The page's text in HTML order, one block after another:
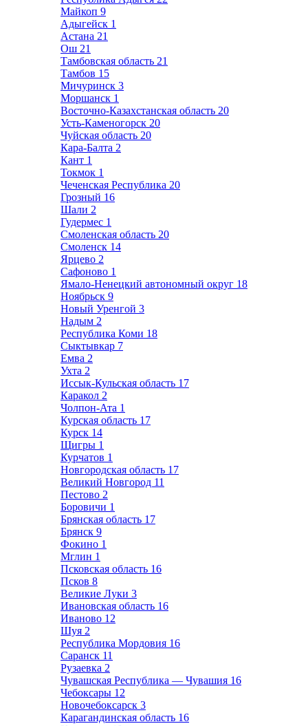
Майкоп 9
Адыгейск 1
Астана 21
Ош 21
Тамбовская область 21
Тамбов 15
Мичуринск 3
Моршанск 1
Восточно-Казахстанская область 20
Усть-Каменогорск 20
Чуйская область 20
Кара-Балта 2
Кант 1
Токмок 1
Чеченская Республика 20
Грозный 16
Шали 2
Гудермес 1
Смоленская область 20
Смоленск 14
Ярцево 2
Сафоново 1
Ямало-Ненецкий автономный округ 18
Ноябрьск 9
Новый Уренгой 3
Надым 2
Республика Коми 18
Сыктывкар 7
Емва 2
Ухта 2
Иссык-Кульская область 17
Каракол 2
Чолпон-Ата 1
Курская область 17
Курск 14
Щигры 1
Курчатов 1
Новгородская область 17
Великий Новгород 11
Пестово 2
Боровичи 1
Брянская область 17
Брянск 9
Фокино 1
Мглин 1
Псковская область 16
Псков 8
Великие Луки 3
Ивановская область 16
Иваново 12
Шуя 2
Республика Мордовия 16
Саранск 11
Рузаевка 2
Чувашская Республика — Чувашия 16
Чебоксары 12
Новочебоксарск 3
Карагандинская область 16